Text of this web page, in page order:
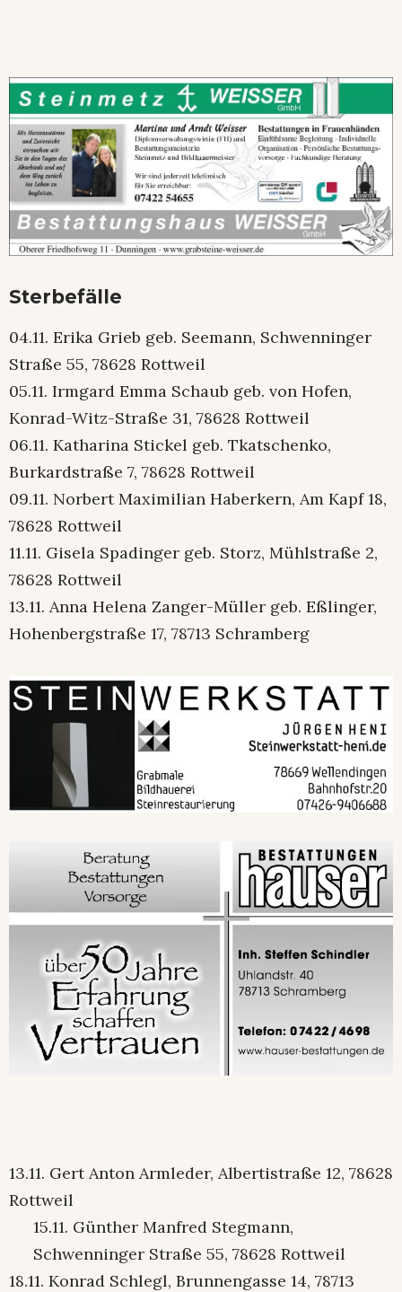
Sterbefälle
04.11. Erika Grieb geb. Seemann, Schwenninger
Straße 55, 78628 Rottweil
05.11. Irmgard Emma Schaub geb. von Hofen,
Konrad-Witz-Straße 31, 78628 Rottweil
06.11. Katharina Stickel geb. Tkatschenko,
Burkardstraße 7, 78628 Rottweil
09.11. Norbert Maximilian Haberkern, Am Kapf 18,
78628 Rottweil
11.11. Gisela Spadinger geb. Storz, Mühlstraße 2,
78628 Rottweil
13.11. Anna Helena Zanger-Müller geb. Eßlinger,
Hohenbergstraße 17, 78713 Schramberg
13.11. Gert Anton Armleder, Albertistraße 12, 78628
Rottweil
15.11. Günther Manfred Stegmann,
Schwenninger Straße 55, 78628 Rottweil
18.11. Konrad Schlegl, Brunnengasse 14, 78713